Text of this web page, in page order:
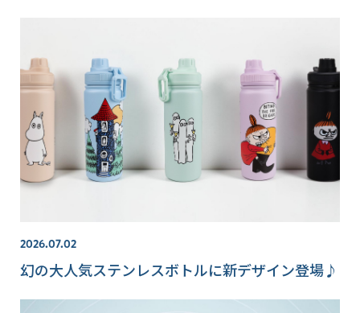
2026.07.02
幻の大人気ステンレスボトルに新デザイン登場♪